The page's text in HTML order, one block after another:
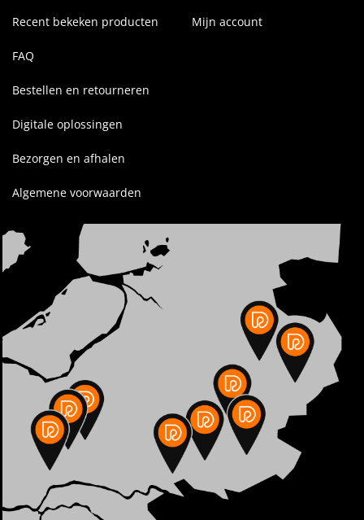
Recent bekeken producten
FAQ
Bestellen en retourneren
Digitale oplossingen
Bezorgen en afhalen
Algemene voorwaarden
Mijn account